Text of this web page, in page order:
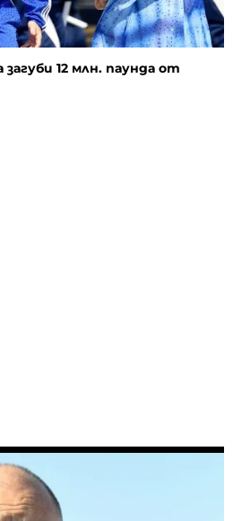
12 млн. паунда от